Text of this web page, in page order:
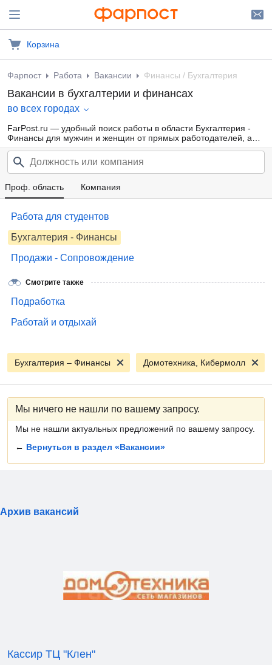
Корзина
Фарпост Работа Вакансии Финансы / Бухгалтерия
Вакансии в бухгалтерии и финансах
во всех городах
FarPost.ru — удобный поиск работы в области Бухгалтерия -
Финансы для мужчин и женщин от прямых работодателей, а
также от кадровых агентств. Свежие вакансии каждый день.
Проф. область Компания
Работа для студентов
Бухгалтерия - Финансы
Продажи - Сопровождение
Смотрите также
Подработка
Работай и отдыхай
Бухгалтерия – Финансы Домотехника, Кибермолл
Мы ничего не нашли по вашему запросу.
Мы не нашли актуальных предложений по вашему запросу.
← Вернуться в раздел «Вакансии»
Архив вакансий
Кассир ТЦ "Клен"